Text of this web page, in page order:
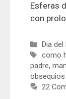
Esferas
con
Dia del
como
padre,
obsequios
22